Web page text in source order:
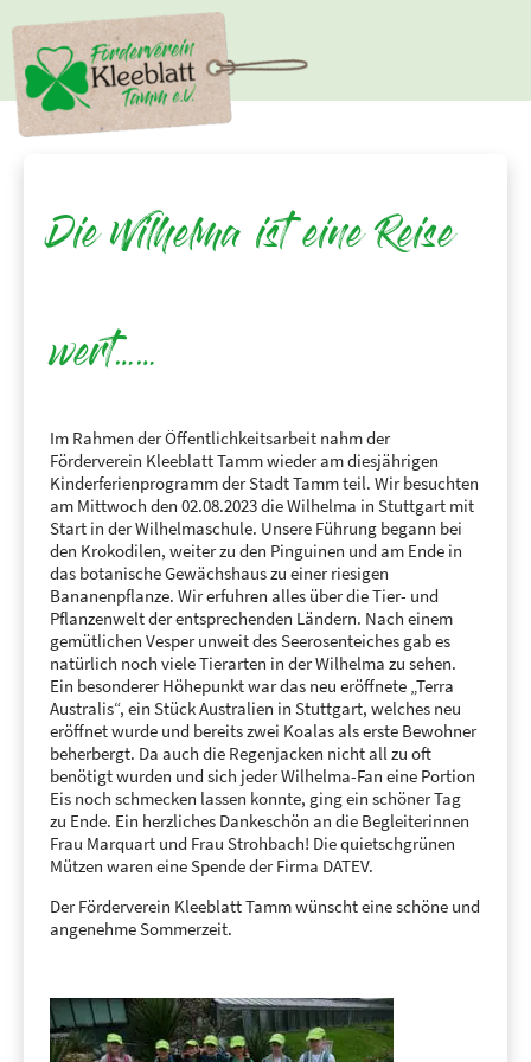
Die Wilhelma ist eine Reise
wert……
Im Rahmen der Öffentlichkeitsarbeit nahm der
Förderverein Kleeblatt Tamm wieder am diesjährigen
Kinderferienprogramm der Stadt Tamm teil. Wir besuchten
am Mittwoch den 02.08.2023 die Wilhelma in Stuttgart mit
Start in der Wilhelmaschule. Unsere Führung begann bei
den Krokodilen, weiter zu den Pinguinen und am Ende in
das botanische Gewächshaus zu einer riesigen
Bananenpflanze. Wir erfuhren alles über die Tier- und
Pflanzenwelt der entsprechenden Ländern. Nach einem
gemütlichen Vesper unweit des Seerosenteiches gab es
natürlich noch viele Tierarten in der Wilhelma zu sehen.
Ein besonderer Höhepunkt war das neu eröffnete „Terra
Australis“, ein Stück Australien in Stuttgart, welches neu
eröffnet wurde und bereits zwei Koalas als erste Bewohner
beherbergt. Da auch die Regenjacken nicht all zu oft
benötigt wurden und sich jeder Wilhelma-Fan eine Portion
Eis noch schmecken lassen konnte, ging ein schöner Tag
zu Ende. Ein herzliches Dankeschön an die Begleiterinnen
Frau Marquart und Frau Strohbach! Die quietschgrünen
Mützen waren eine Spende der Firma DATEV.
Der Förderverein Kleeblatt Tamm wünscht eine schöne und
angenehme Sommerzeit.